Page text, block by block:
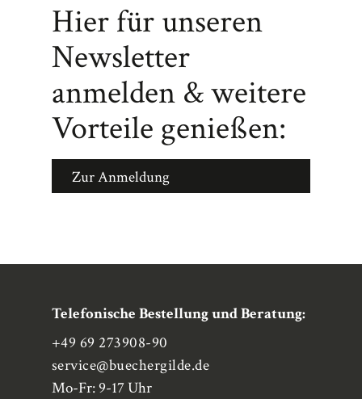
Hier für unseren
Newsletter
anmelden & weitere
Vorteile genießen:
Zur Anmeldung
Telefonische Bestellung und Beratung:
+49 69 273908-90
service@buechergilde.de
Mo-Fr: 9-17 Uhr